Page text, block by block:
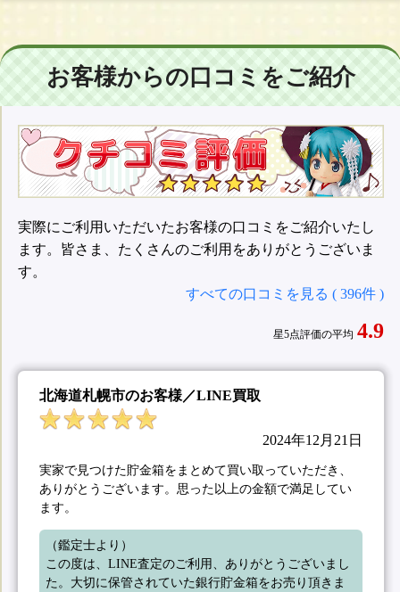
お客様からの口コミをご紹介
実際にご利用いただいたお客様の口コミをご紹介いたし
ます。皆さま、たくさんのご利用をありがとうございま
す。
すべての口コミを見る ( 396件 )
星5点評価の平均 4.9
北海道札幌市のお客様／LINE買取
2024年12月21日
実家で見つけた貯金箱をまとめて買い取っていただき、
ありがとうございます。思った以上の金額で満足してい
ます。
（鑑定士より）
この度は、LINE査定のご利用、ありがとうございまし
た。大切に保管されていた銀行貯金箱をお売り頂きま